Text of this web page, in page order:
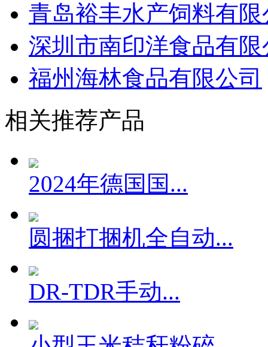
青岛裕丰水产饲料有限
深圳市南印洋食品有限
福州海林食品有限公司
相关推荐产品
2024年德国国...
圆捆打捆机全自动...
DR-TDR手动...